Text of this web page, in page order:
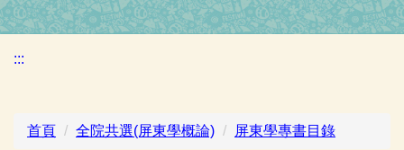
:::
首頁 全院共選(屏東學概論) 屏東學專書目錄